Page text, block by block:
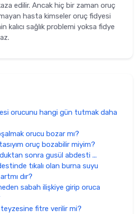
edilir. Ancak hiç bir zaman oruç
hasta kimseler oruç fidyesi
kalıcı sağlık problemi yoksa fidye
orucunu hangi gün tutmak daha
orucu bozar mı?
oruç bozabilir miyim?
sonra gusül abdesti ...
tıkalı olan burna suyu
dır?
sabah ilişkiye girip oruca
fitre verilir mi?